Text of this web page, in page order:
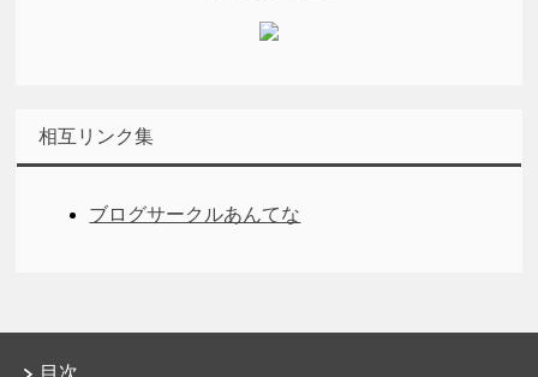
相互リンク集
ブログサークルあんてな